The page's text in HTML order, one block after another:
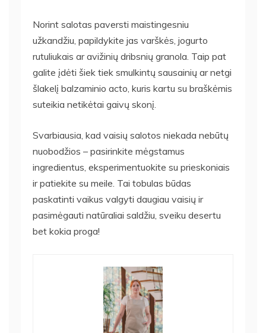
Norint salotas paversti maistingesniu
užkandžiu, papildykite jas varškės, jogurto
rutuliukais ar avižinių dribsnių granola. Taip pat
galite įdėti šiek tiek smulkintų sausainių ar netgi
šlakelį balzaminio acto, kuris kartu su braškėmis
suteikia netikėtai gaivų skonį.
Svarbiausia, kad vaisių salotos niekada nebūtų
nuobodžios – pasirinkite mėgstamus
ingredientus, eksperimentuokite su prieskoniais
ir patiekite su meile. Tai tobulas būdas
paskatinti vaikus valgyti daugiau vaisių ir
pasimėgauti natūraliai saldžiu, sveiku desertu
bet kokia proga!